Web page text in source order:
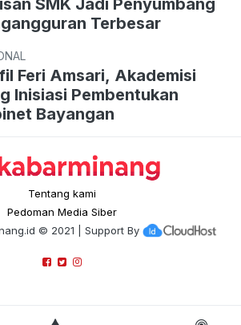
SMK Jadi Penyumbang
Terbesar
Feri Amsari, Akademisi
Inisiasi Pembentukan
Bayangan
Tentang kami
Pedoman Media Siber
© 2021 | Support By